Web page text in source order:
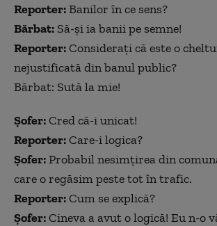
Reporter:Banilor în ce sens?
Bărbat: Să-și ia banii pe semne!
Reporter:Considerați că este o
nejustificată din banul public?
Bărbat: Sută la mie!
Șofer:Cred că-i unicat!
Reporter:Care-i logica?
Șofer:Probabil nesimțirea din
care o regăsim peste tot în trafic.
Reporter:Cum se explică?
Șofer:Cineva a avut o logică! Eu n-o